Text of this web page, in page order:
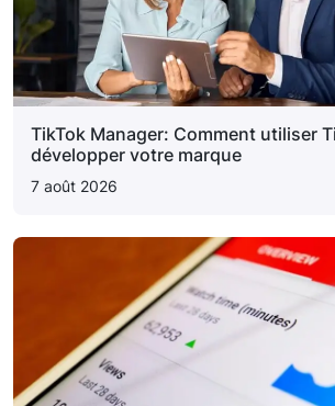
TikTok Manager: Comment utiliser
développer votre marque
7 août 2026